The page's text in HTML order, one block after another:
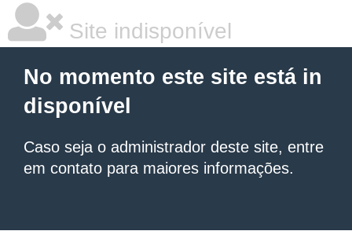
Site indisponível
No momento este site está in
disponível
Caso seja o administrador deste site, entre
em contato para maiores informações.